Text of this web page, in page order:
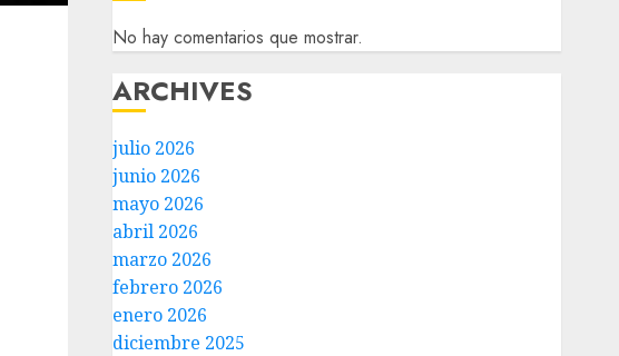
No hay comentarios que mostrar.
ARCHIVES
julio 2026
junio 2026
mayo 2026
abril 2026
marzo 2026
febrero 2026
enero 2026
diciembre 2025